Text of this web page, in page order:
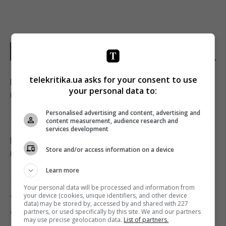
НОВИНИ УКРАЇНИ І СВІТУ
Нацбанк послабив гривню: офіційний курс
валют на п’ятницю
16:00 четвер, 06 серпня 2026
Названо час у планці, який свідчить про
відмінну форму після 55 років
16:00 четвер, 06 серпня 2026
У Фонді держмайна прогнозують
складнощі з приватизацією великих
telekritika.ua asks for your consent to use
your personal data to:
Personalised advertising and content, advertising and
content measurement, audience research and
services development
Store and/or access information on a device
Learn more
Your personal data will be processed and information from
your device (cookies, unique identifiers, and other device
data) may be stored by, accessed by and shared with 227
partners, or used specifically by this site. We and our partners
may use precise geolocation data. List of partners.